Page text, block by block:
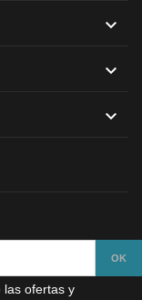



las ofertas y